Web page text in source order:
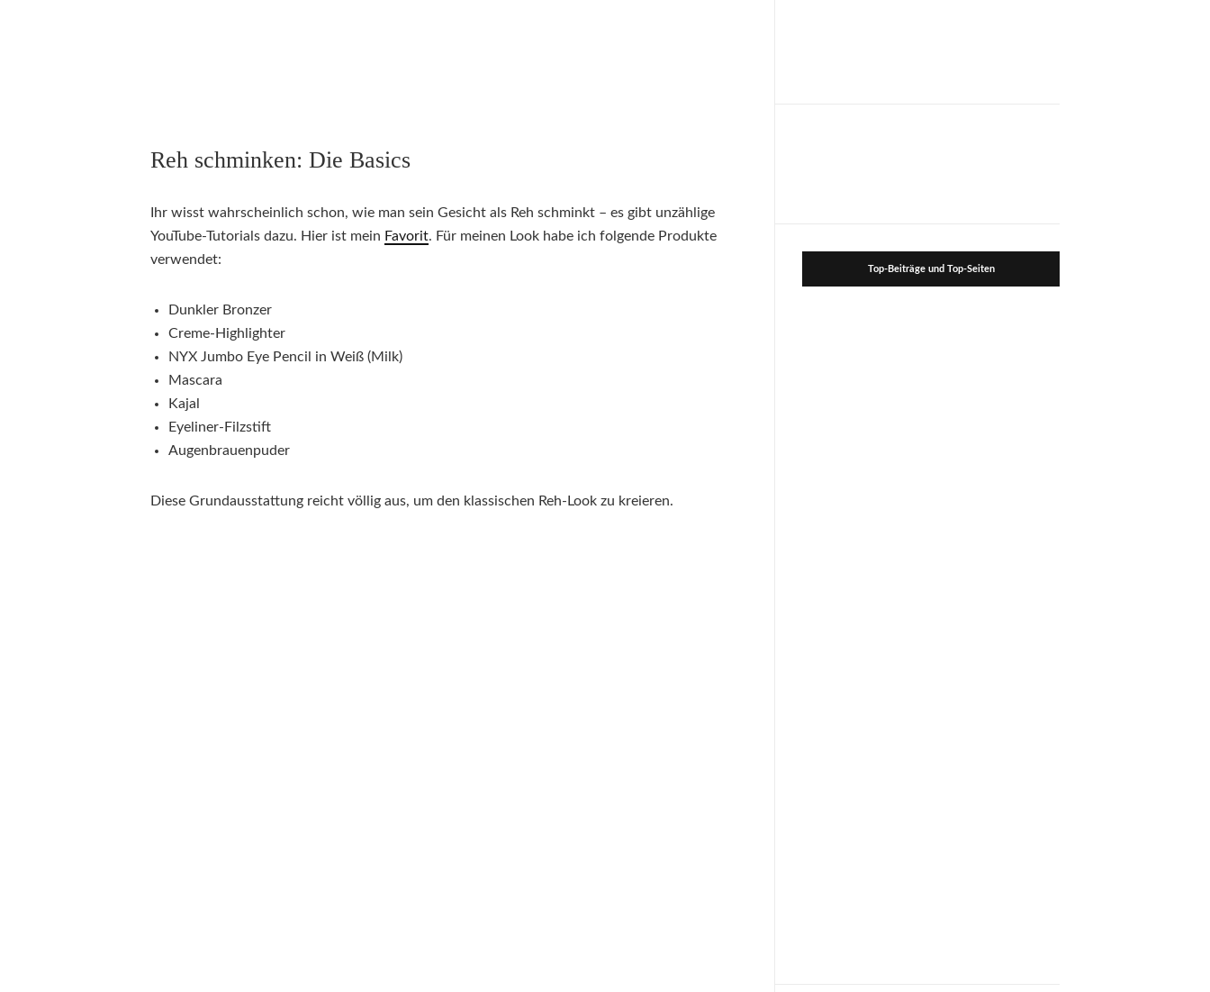
Reh schminken: Die Basics
Ihr wisst wahrscheinlich schon, wie man sein Gesicht als Reh schminkt – es gibt unzählige
YouTube-Tutorials dazu. Hier ist mein Favorit. Für meinen Look habe ich folgende Produkte
verwendet:
Dunkler Bronzer
Creme-Highlighter
NYX Jumbo Eye Pencil in Weiß (Milk)
Mascara
Kajal
Eyeliner-Filzstift
Augenbrauenpuder
Diese Grundausstattung reicht völlig aus, um den klassischen Reh-Look zu kreieren.
Top-Beiträge und Top-Seiten